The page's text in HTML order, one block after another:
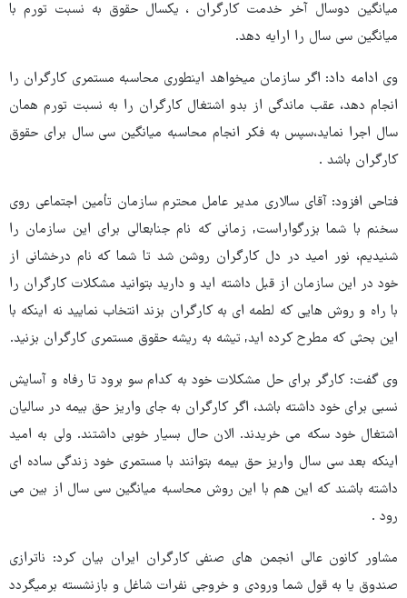
میانگین دوسال آخر خدمت کارگران ، یکسال حقوق به نسبت تورم با
میانگین سی سال را ارایه دهد.
وی ادامه داد: اگر سازمان میخواهد اینطوری محاسبه مستمری کارگران را
انجام دهد، عقب ماندگی از بدو اشتغال کارگران را به نسبت تورم همان
سال اجرا نماید،سپس به فکر انجام محاسبه میانگین سی سال برای حقوق
کارگران باشد .
فتاحی افزود: آقای سالاری مدیر عامل محترم سازمان تأمین اجتماعی روی
سخنم با شما بزرگواراست, زمانی که نام جنابعالی برای این سازمان را
شنیدیم، نور امید در دل کارگران روشن شد تا شما که نام درخشانی از
خود در این سازمان از قبل داشته اید و دارید بتوانید مشکلات کارگران را
با راه و روش هایی که لطمه ای به کارگران بزند انتخاب نمایید نه اینکه با
این بحثی که مطرح کرده اید, تیشه به ریشه حقوق مستمری کارگران بزنید.
وی گفت: کارگر برای حل مشکلات خود به کدام سو برود تا رفاه و آسایش
نسبی برای خود داشته باشد، اگر کارگران به جای واریز حق بیمه در سالیان
اشتغال خود سکه می خریدند. الان حال بسیار خوبی داشتند. ولی به امید
اینکه بعد سی سال واریز حق بیمه بتوانند با مستمری خود زندگی ساده ای
داشته باشند که این هم با این روش محاسبه میانگین سی سال از بین می
رود .
مشاور کانون عالی انجمن های صنفی کارگران ایران بیان کرد: ناترازی
صندوق یا به قول شما ورودی و خروجی نفرات شاغل و بازنشسته برمیگردد